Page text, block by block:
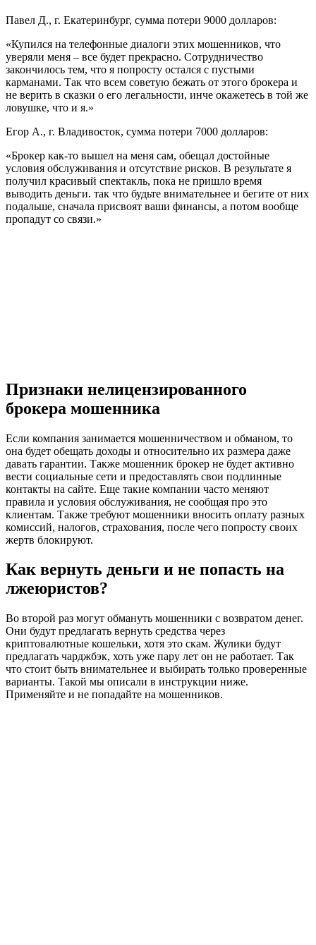
Павел Д., г. Екатеринбург, сумма потери 9000 долларов:
«Купился на телефонные диалоги этих мошенников, что
уверяли меня – все будет прекрасно. Сотрудничество
закончилось тем, что я попросту остался с пустыми
карманами. Так что всем советую бежать от этого брокера и
не верить в сказки о его легальности, инче окажетесь в той же
ловушке, что и я.»
Егор А., г. Владивосток, сумма потери 7000 долларов:
«Брокер как-то вышел на меня сам, обещал достойные
условия обслуживания и отсутствие рисков. В результате я
получил красивый спектакль, пока не пришло время
выводить деньги. так что будьте внимательнее и бегите от них
подальше, сначала присвоят ваши финансы, а потом вообще
пропадут со связи.»
Признаки нелицензированного
брокера мошенника
Если компания занимается мошенничеством и обманом, то
она будет обещать доходы и относительно их размера даже
давать гарантии. Также мошенник брокер не будет активно
вести социальные сети и предоставлять свои подлинные
контакты на сайте. Еще такие компании часто меняют
правила и условия обслуживания, не сообщая про это
клиентам. Также требуют мошенники вносить оплату разных
комиссий, налогов, страхования, после чего попросту своих
жертв блокируют.
Как вернуть деньги и не попасть на
лжеюристов?
Во второй раз могут обмануть мошенники с возвратом денег.
Они будут предлагать вернуть средства через
криптовалютные кошельки, хотя это скам. Жулики будут
предлагать чарджбэк, хоть уже пару лет он не работает. Так
что стоит быть внимательнее и выбирать только проверенные
варианты. Такой мы описали в инструкции ниже.
Применяйте и не попадайте на мошенников.